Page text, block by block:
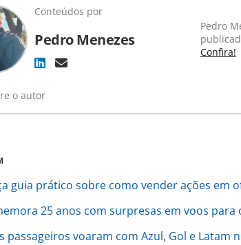
Conteúdos por
Pedro Menezes
Pedro
Confira!
o autor
guia prático sobre como vender ações em
25 anos com surpresas em voos para
passageiros voaram com Azul, Gol e Latam